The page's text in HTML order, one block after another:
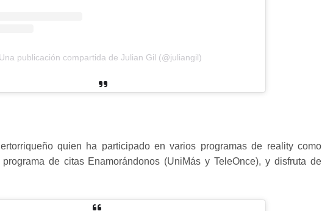
Una publicación compartida de Julian Gil (@juliangil)
quien ha participado en varios programas de reality como
de citas Enamorándonos (UniMás y TeleOnce), y disfruta de